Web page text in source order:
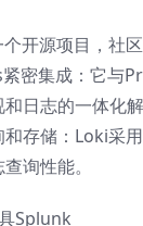
开源项目，社区
密集成：它与
日志的一体化解
存储：Loki采
询性能。
Splunk